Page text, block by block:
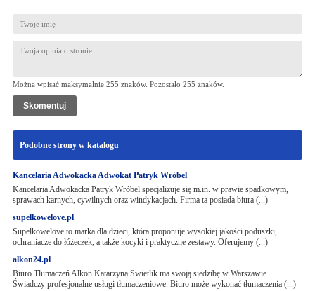
Można wpisać maksymalnie 255 znaków. Pozostało 255 znaków.
Podobne strony w katalogu
Kancelaria Adwokacka Adwokat Patryk Wróbel
Kancelaria Adwokacka Patryk Wróbel specjalizuje się m.in. w prawie spadkowym,
sprawach karnych, cywilnych oraz windykacjach. Firma ta posiada biura (...)
supelkowelove.pl
Supelkowelove to marka dla dzieci, która proponuje wysokiej jakości poduszki,
ochraniacze do łóżeczek, a także kocyki i praktyczne zestawy. Oferujemy (...)
alkon24.pl
Biuro Tłumaczeń Alkon Katarzyna Świetlik ma swoją siedzibę w Warszawie.
Świadczy profesjonalne usługi tłumaczeniowe. Biuro może wykonać tłumaczenia (...)